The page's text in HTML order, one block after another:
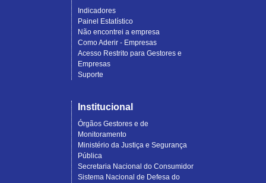
Indicadores
Painel Estatístico
Não encontrei a empresa
Como Aderir - Empresas
Acesso Restrito para Gestores e
Empresas
Suporte
Institucional
Órgãos Gestores e de
Monitoramento
Ministério da Justiça e Segurança
Pública
Secretaria Nacional do Consumidor
Sistema Nacional de Defesa do